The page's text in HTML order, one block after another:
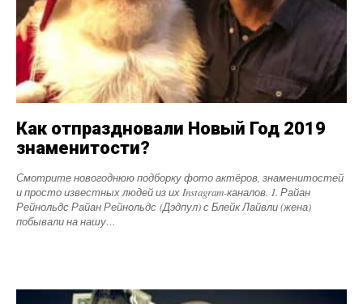
Как отпраздновали Новый Год 2019
знаменитости?
Смотрите новогоднюю подборку фото актёров, знаменитостей
и просто известных людей из их Instagram-каналов. 1. Райан
Рейнольдс Райан Рейнольдс (Дэдпул) с Блейк Лайвли (жена)
побывали на нашу…